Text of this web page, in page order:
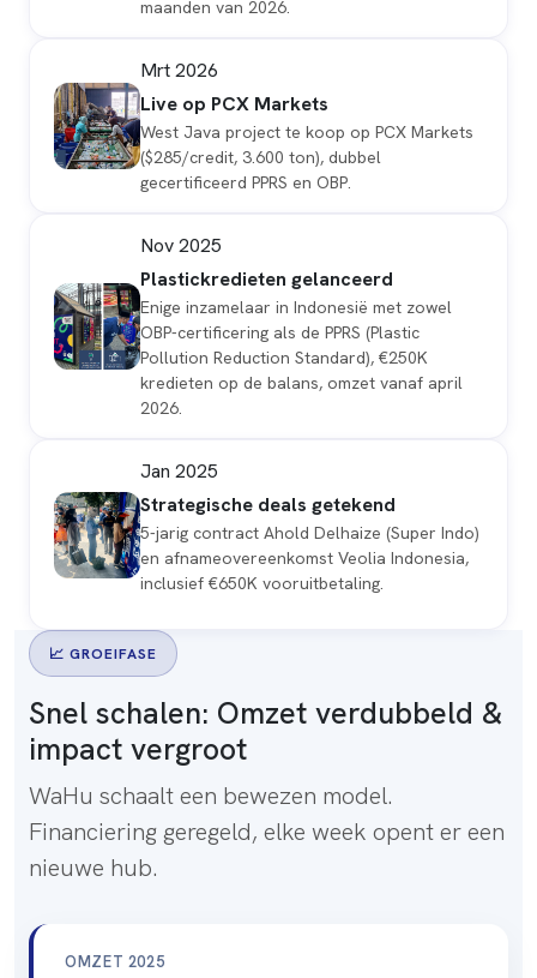
maanden van 2026.
Mrt 2026
Live op PCX Markets
West Java project te koop op PCX Markets
($285/credit, 3.600 ton), dubbel
gecertificeerd PPRS en OBP.
Nov 2025
Plastickredieten gelanceerd
Enige inzamelaar in Indonesië met zowel
OBP-certificering als de PPRS (Plastic
Pollution Reduction Standard), €250K
kredieten op de balans, omzet vanaf april
2026.
Jan 2025
Strategische deals getekend
5-jarig contract Ahold Delhaize (Super Indo)
en afnameovereenkomst Veolia Indonesia,
inclusief €650K vooruitbetaling.
📈 GROEIFASE
Snel schalen: Omzet verdubbeld &
impact vergroot
WaHu schaalt een bewezen model.
Financiering geregeld, elke week opent er een
nieuwe hub.
OMZET 2025